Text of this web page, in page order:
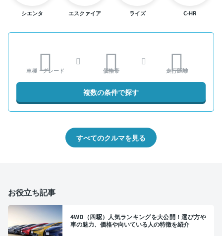
シエンタ エスクァイア ライズ C-HR
車種・グレード 価格帯 走行距離
複数の条件で探す
すべてのクルマを見る
お役立ち記事
4WD（四駆）人気ランキングを大公開！選び方や
車の魅力、価格や向いている人の特徴を紹介